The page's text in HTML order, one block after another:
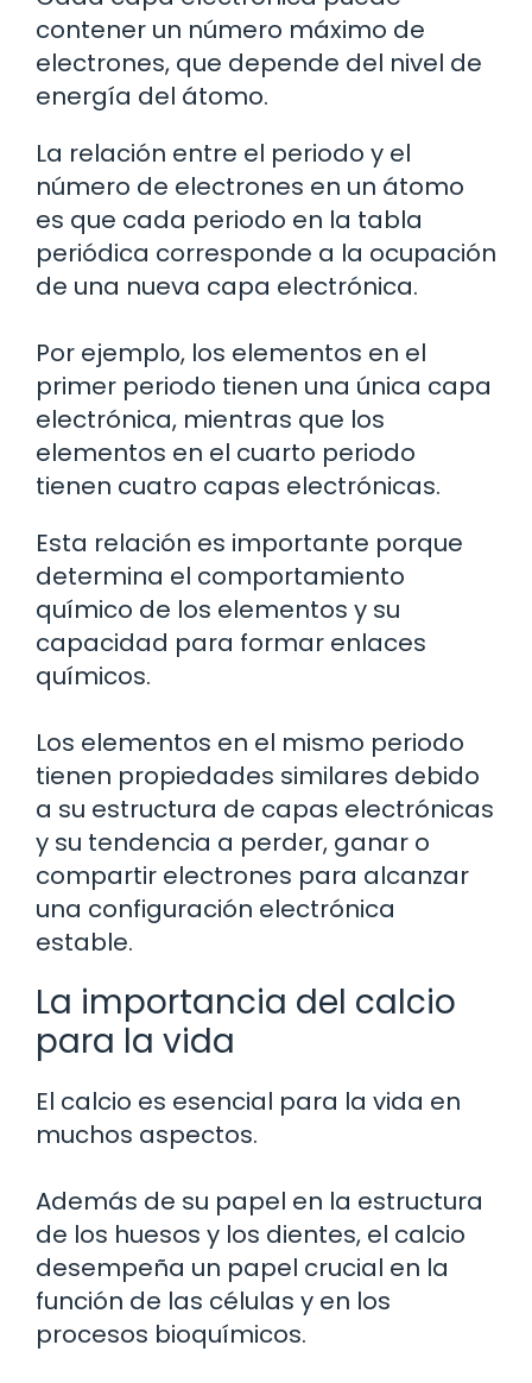
contener un número máximo de
electrones, que depende del nivel de
energía del átomo.
La relación entre el periodo y el
número de electrones en un átomo
es que cada periodo en la tabla
periódica corresponde a la ocupación
de una nueva capa electrónica.
Por ejemplo, los elementos en el
primer periodo tienen una única capa
electrónica, mientras que los
elementos en el cuarto periodo
tienen cuatro capas electrónicas.
Esta relación es importante porque
determina el comportamiento
químico de los elementos y su
capacidad para formar enlaces
químicos.
Los elementos en el mismo periodo
tienen propiedades similares debido
a su estructura de capas electrónicas
y su tendencia a perder, ganar o
compartir electrones para alcanzar
una configuración electrónica
estable.
La importancia del calcio
para la vida
El calcio es esencial para la vida en
muchos aspectos.
Además de su papel en la estructura
de los huesos y los dientes, el calcio
desempeña un papel crucial en la
función de las células y en los
procesos bioquímicos.